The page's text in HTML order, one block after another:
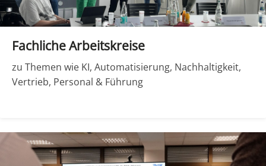
Fachliche Arbeitskreise
zu Themen wie KI, Automatisierung, Nachhaltigkeit,
Vertrieb, Personal & Führung